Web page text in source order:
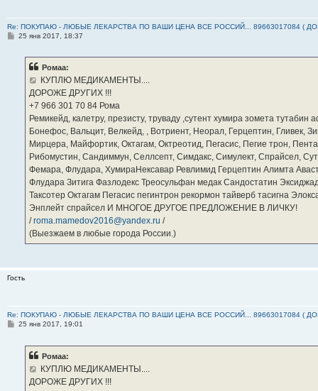
Re: ПОКУПАЮ - ЛЮБЫЕ ЛЕКАРСТВА ПО ВАШИ ЦЕНА ВСЕ РОССИЙ... 89663017084 (
С25 янв 2017, 18:37
Ромаа:
КУПЛЮ МЕДИКАМЕНТЫ....
ДОРОЖЕ ДРУГИХ !!!
‪+7 966 301 70 84‬ Рома
Ремикейд, калетру, презисту, труваду ,сутент хумира зомета
Бонефос, Вальцит, Велкейд, , Вотриент, Неорал, Герцептин, Гливек,
Мирцера, Майфортик, Октагам, Октреотид, Пегасис, Пегие трон,
Рибомустин, Сандиммун, Селлсепт, Симдакс, Симулект, Спрайсел,
Фемара, Флудара, ХумираНексавар Ревлимид Герцептин Алимта
Флудара Зитига Фазлодекс Треосульфан медак Сандостатин
Таксотер Октагам Пегасис пегинтрон рекормон тайверб тасигна
Энплейт спрайсел И МНОГОЕ ДРУГОЕ ПРЕДЛОЖЕНИЕ В ЛИЧКУ!
/roma.mamedov2016@yandex.ru /
(Выезжаем в любые города России.)
Гость
Re: ПОКУПАЮ - ЛЮБЫЕ ЛЕКАРСТВА ПО ВАШИ ЦЕНА ВСЕ РОССИЙ... 89663017084 (
С25 янв 2017, 19:01
Ромаа:
КУПЛЮ МЕДИКАМЕНТЫ....
ДОРОЖЕ ДРУГИХ !!!